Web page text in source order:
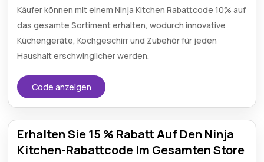
Käufer können mit einem Ninja Kitchen Rabattcode 10% auf
das gesamte Sortiment erhalten, wodurch innovative
Küchengeräte, Kochgeschirr und Zubehör für jeden
Haushalt erschwinglicher werden.
Code anzeigen
Erhalten Sie 15 % Rabatt Auf Den Ninja
Kitchen-Rabattcode Im Gesamten Store